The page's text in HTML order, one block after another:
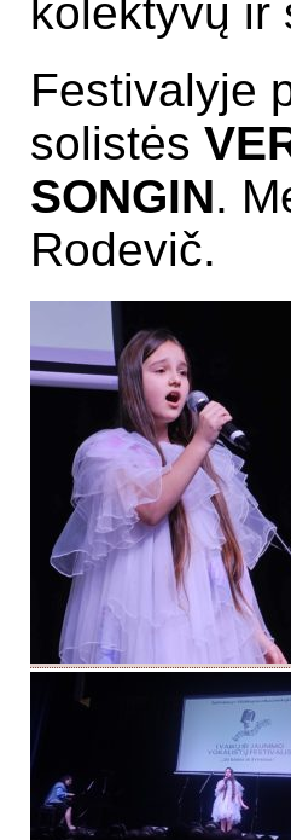
kolektyvų ir
Festivalyje
solistės
SONGIN.
Rodevič.